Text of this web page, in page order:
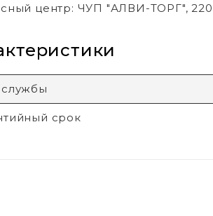
центр: ЧУП "АЛВИ-ТОРГ",
срок